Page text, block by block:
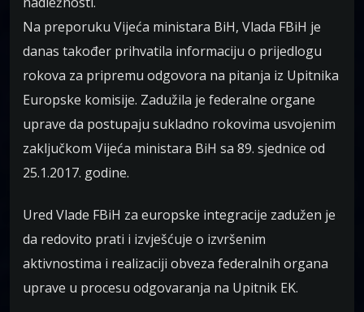
Na preporuku Vijeća ministara BiH, Vlada FBiH je
danas također prihvatila informaciju o prijedlogu
rokova za pripremu odgovora na pitanja iz Upitnika
Europske komisije. Zadužila je federalne organe
uprave da postupaju sukladno rokovima usvojenim
zaključkom Vijeća ministara BiH sa 89. sjednice od
25.1.2017. godine.
Ured Vlade FBiH za europske integracije zadužen je
da redovito prati i izvješćuje o izvršenim
aktivnostima i realizaciji obveza federalnih organa
uprave u procesu odgovaranja na Upitnik EK.